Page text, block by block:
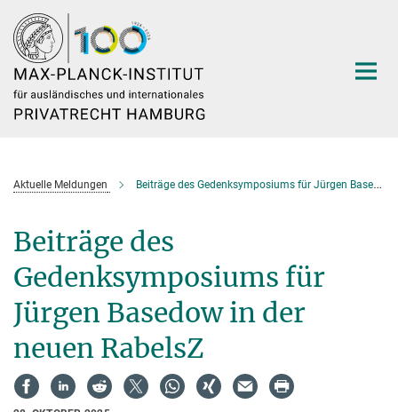
Hauptinhalt
Aktuelle Meldungen Beiträge des Gedenksymposiums für Jürgen Basedow in der neuen RabelsZ
Beiträge des
Gedenksymposiums für
Jürgen Basedow in der
neuen RabelsZ